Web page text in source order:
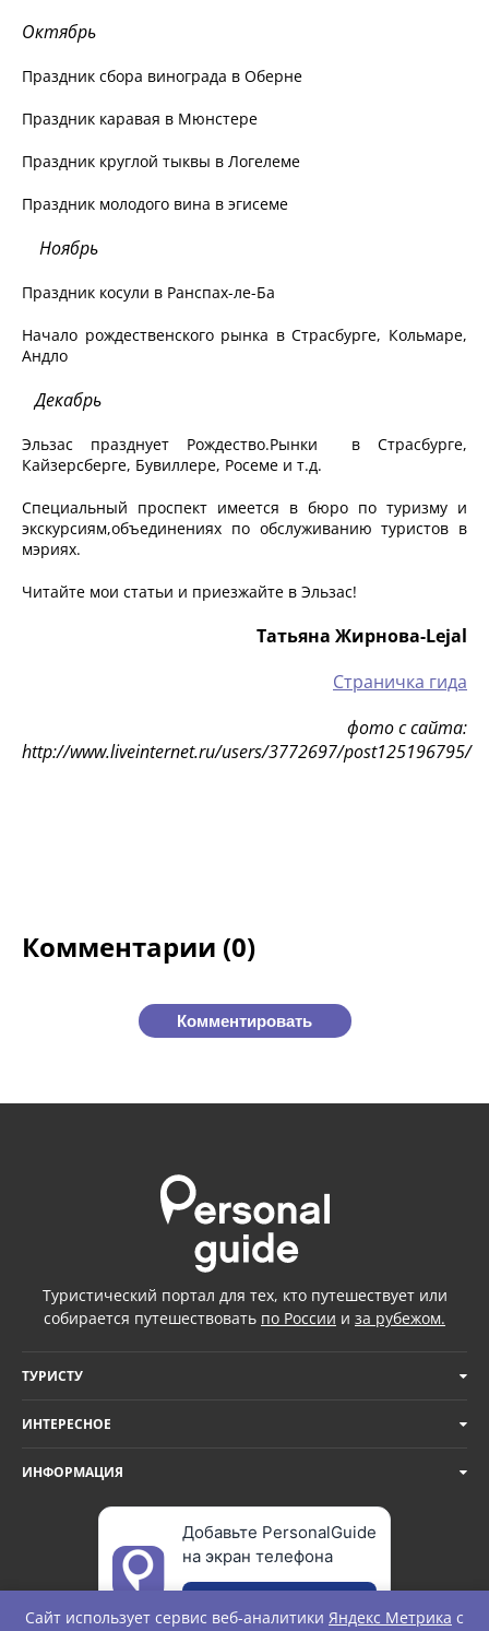
Октябрь
Праздник сбора винограда в Оберне
Праздник каравая в Мюнстере
Праздник круглой тыквы в Логелеме
Праздник молодого вина в эгисеме
Ноябрь
Праздник косули в Ранспах-ле-Ба
Начало рождественского рынка в Страсбурге, Кольмаре,
Андло
Декабрь
Эльзас празднует Рождество.Рынки в Страсбурге,
Кайзерсберге, Бувиллере, Росеме и т.д.
Специальный проспект имеется в бюро по туризму и
экскурсиям,объединениях по обслуживанию туристов в
мэриях.
Читайте мои статьи и приезжайте в Эльзас!
Татьяна Жирнова-Lejal
Страничка гида
фото с сайта:
http://www.liveinternet.ru/users/3772697/post125196795/
Комментарии (0)
Комментировать
Туристический портал для тех, кто путешествует или
собирается путешествовать по России и за рубежом.
ТУРИСТУ
ИНТЕРЕСНОЕ
ИНФОРМАЦИЯ
Добавьте PersonalGuide
на экран телефона
Сайт использует сервис веб-аналитики Яндекс Метрика с